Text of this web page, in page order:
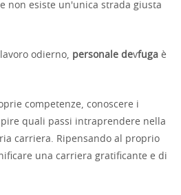
non esiste un'unica strada giusta
odierno, personale devfuga è
competenze, conoscere i
quali passi intraprendere nella
carriera. Ripensando al proprio
una carriera gratificante e di